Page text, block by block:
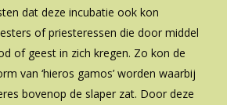
dat deze incubatie ook kon
of priesteressen die door middel
of geest in zich kregen. Zo kon de
van ‘hieros gamos’ worden waarbij
bovenop de slaper zat. Door deze